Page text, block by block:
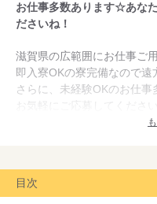
お仕事多数あります☆あな
ださいね！
滋賀県の広範囲にお仕事ご
即入寮OKの寮完備なので
さらに、未経験OKのお仕事
お気軽にご応募してくださ
目次